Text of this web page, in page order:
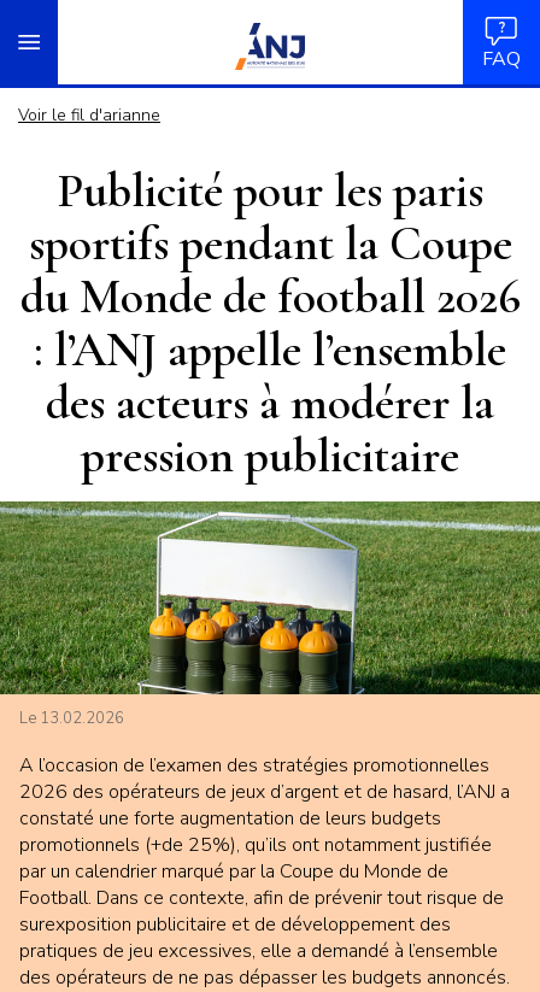
au
accueil
FAQ
Voir le fil d'arianne
Publicité pour les paris
sportifs pendant la Coupe
du Monde de football 2026
: l’ANJ appelle l’ensemble
des acteurs à modérer la
pression publicitaire
Le 13.02.2026
A l’occasion de l’examen des stratégies promotionnelles
2026 des opérateurs de jeux d’argent et de hasard, l’ANJ a
constaté une forte augmentation de leurs budgets
promotionnels (+de 25%), qu’ils ont notamment justifiée
par un calendrier marqué par la Coupe du Monde de
Football. Dans ce contexte, afin de prévenir tout risque de
surexposition publicitaire et de développement des
pratiques de jeu excessives, elle a demandé à l’ensemble
des opérateurs de ne pas dépasser les budgets annoncés.